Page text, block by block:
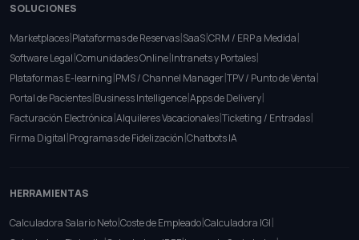
SOLUCIONES
Marketplaces|Plataformas de Reservas|SaaS|CRM / ERP a Medida|
Software Legal|Comunidades Online|Intranets y Portales|
Plataformas E-learning|PMS / Channel Manager|TPV / Punto de Venta|
Portal de Pacientes|Business Intelligence|Apps de Delivery|
Facturación Electrónica|Alquileres Vacacionales|Ticketing / Entradas|
Firma Digital|Programas de Fidelización|Chatbots IA
HERRAMIENTAS
Calculadora Salario Neto|Coste de Empleado|Calculadora IGI|